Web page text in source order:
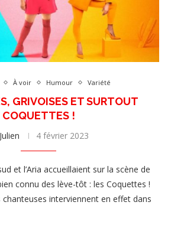
À voir Humour Variété
GRIVOISES ET SURTOUT
COQUETTES !
Julien 4 février 2023
et l’Aria accueillaient sur la scène de
connu des lève-tôt : les Coquettes !
interviennent en effet dans